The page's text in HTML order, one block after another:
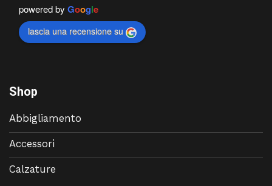
powered by Google
lascia una recensione su
Shop
Abbigliamento
Accessori
Calzature